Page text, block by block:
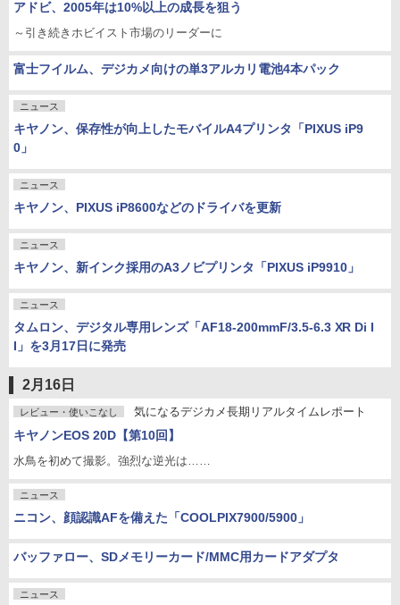
アドビ、2005年は10%以上の成長を狙う
～引き続きホビイスト市場のリーダーに
富士フイルム、デジカメ向けの単3アルカリ電池4本パック
ニュース
キヤノン、保存性が向上したモバイルA4プリンタ「PIXUS iP9
0」
ニュース
キヤノン、PIXUS iP8600などのドライバを更新
ニュース
キヤノン、新インク採用のA3ノビプリンタ「PIXUS iP9910」
ニュース
タムロン、デジタル専用レンズ「AF18-200mmF/3.5-6.3 XR Di I
I」を3月17日に発売
2月16日
レビュー・使いこなし 気になるデジカメ長期リアルタイムレポート
キヤノンEOS 20D【第10回】
水鳥を初めて撮影。強烈な逆光は……
ニュース
ニコン、顔認識AFを備えた「COOLPIX7900/5900」
バッファロー、SDメモリーカード/MMC用カードアダプタ
ニュース